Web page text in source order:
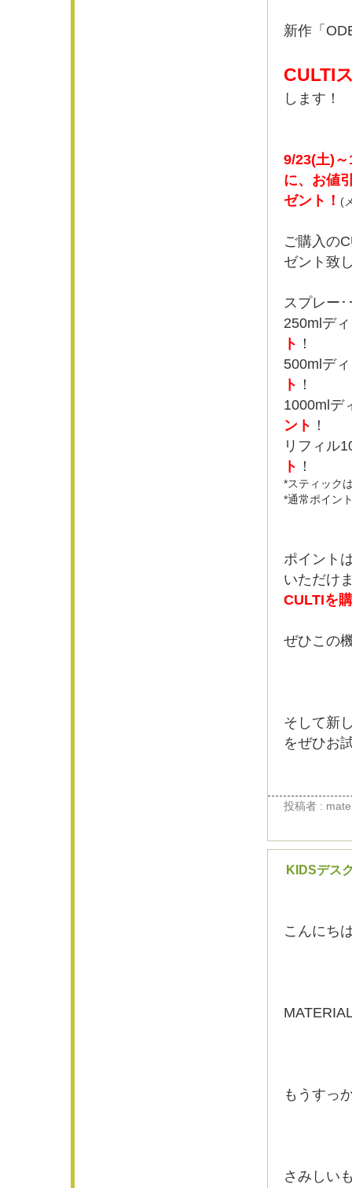
新作「
CULTI
します！
9/23(土)
に、お値
ゼント！ (
ご購入の
ゼント致
スプレー･
250mlデ
ト ！
500mlデ
ト ！
1000mlデ
ント ！
リフィル
ト ！
*スティック
*通常ポイン
ポイント
いただけ
CULTIを
ぜひこの
そして新
をぜひお
投稿者 :
KIDSデス
こんにち
もうすっ
さみしい